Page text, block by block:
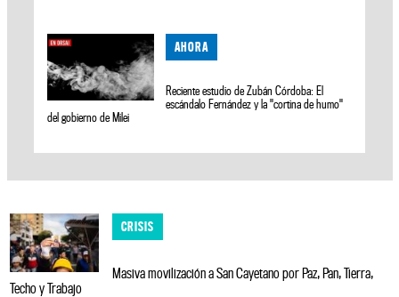
AHORA
Reciente estudio de Zubán Córdoba: El
escándalo Fernández y la "cortina de humo"
del gobierno de Milei
CRISIS
Masiva movilización a San Cayetano por Paz, Pan, Tierra,
Techo y Trabajo